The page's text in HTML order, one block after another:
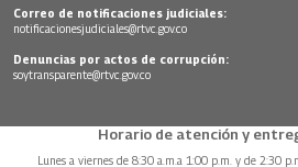
Correo de notificaciones judiciales:
notificacionesjudiciales@rtvc.gov.co
Denuncias por actos de corrupción:
soytransparente@rtvc.gov.co
Horario de atención y
Lunes a viernes de 8:30 a.m.a 1:00 p.m. y de 2:30